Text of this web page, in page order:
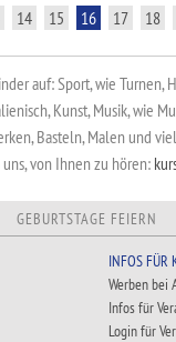
14 15 16 17 18
auf: Sport, wie Turnen,
Kunst, Musik, wie
Basteln, Malen und
von Ihnen zu hören:
GEBURTSTAGE FEIERN
INFOS FÜR
Werben bei
Infos für
Login für